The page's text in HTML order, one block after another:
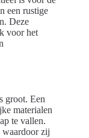
een rustige
Deze
voor het
groot. Een
materialen
te vallen.
waardoor zij